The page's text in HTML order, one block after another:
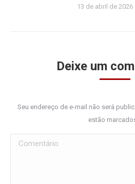
13 de abril de 2026
Deixe um
Seu endereço de e-mail não será
estão
Comentário